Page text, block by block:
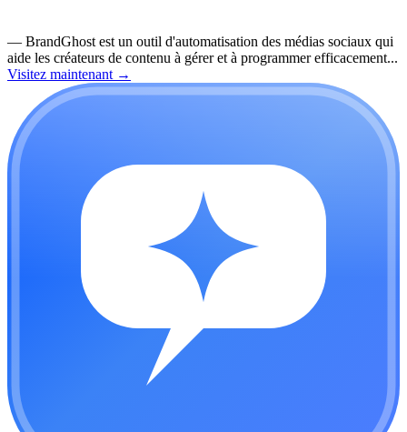
— BrandGhost est un outil d'automatisation des médias sociaux qui
aide les créateurs de contenu à gérer et à programmer efficacement...
Visitez maintenant →